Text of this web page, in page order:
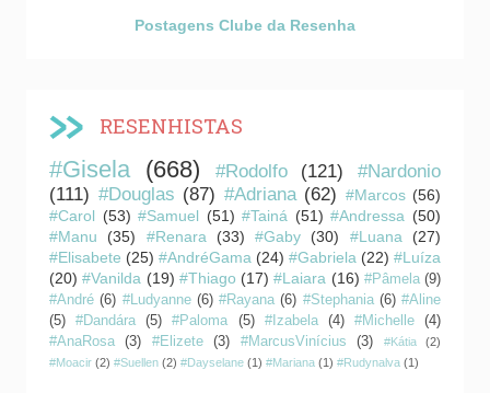
Postagens Clube da Resenha
RESENHISTAS
#Gisela (668) #Rodolfo (121)
#Nardonio
(111) #Douglas (87) #Adriana (62) #Marcos (56)
#Carol (53) #Samuel (51) #Tainá (51) #Andressa (50)
#Manu
(35) #Renara (33) #Gaby (30) #Luana
(27)
#Elisabete (25) #AndréGama (24) #Gabriela (22) #Luíza
(20) #Vanilda (19) #Thiago (17) #Laiara (16) #Pâmela (9)
#André (6) #Ludyanne (6) #Rayana (6) #Stephania (6) #Aline
(5)
#Dandára (5) #Paloma (5) #Izabela (4) #Michelle
(4)
#AnaRosa
(3) #Elizete (3) #MarcusVinícius (3) #Kátia
(2)
#Moacir (2) #Suellen (2) #Dayselane (1) #Mariana (1) #Rudynalva (1)